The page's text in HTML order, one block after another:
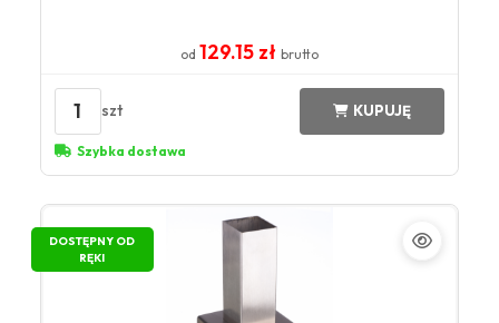
od 129.15 zł brutto
1 szt KUPUJĘ
Szybka dostawa
DOSTĘPNY OD
RĘKI